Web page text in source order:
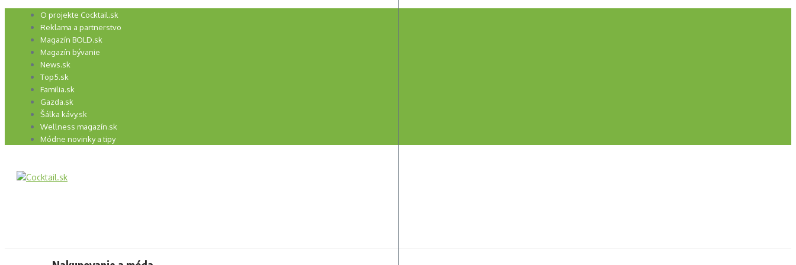
Preskočiť
O projekte Cocktail.sk
Reklama a partnerstvo
Magazín BOLD.sk
Magazín bývanie
News.sk
Top5.sk
Familia.sk
Gazda.sk
Šálka kávy.sk
Wellness magazín.sk
Módne novinky a tipy